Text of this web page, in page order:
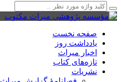
صفحه نخست
یادداشت روز
اخبار میراث
تازه‌های کتاب
نشریات